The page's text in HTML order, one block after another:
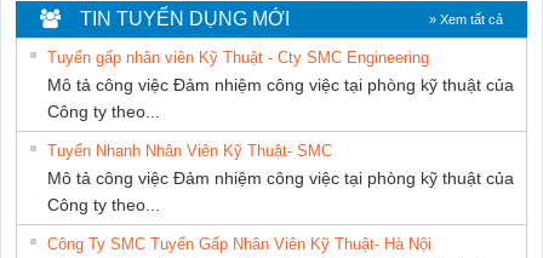
Ba Miền
DỊCH VỤ KỸ
THUẬT ĐIỆN CƠ
GIA HƯNG
PHÁT
TIN TUYỂN DỤNG MỚI » Xem tất cả
Tuyển gấp nhân viên Kỹ Thuật - Cty SMC Engineering
Mô tả công việc Đảm nhiệm công việc tại phòng kỹ thuật của
Công ty theo...
Tuyển Nhanh Nhân Viên Kỹ Thuật- SMC
Mô tả công việc Đảm nhiệm công việc tại phòng kỹ thuật của
Công ty theo...
Công Ty SMC Tuyển Gấp Nhân Viên Kỹ Thuật- Hà Nội